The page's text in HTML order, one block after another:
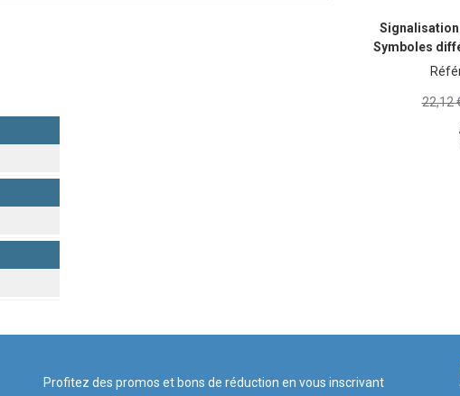
Symboles
22,12
Profitez des promos et bons de réduction en vous inscrivant